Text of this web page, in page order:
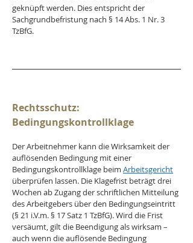
geknüpft werden. Dies entspricht der
Sachgrundbefristung nach § 14 Abs. 1 Nr. 3
TzBfG.
Rechtsschutz:
Bedingungskontrollklage
Der Arbeitnehmer kann die Wirksamkeit der
auflösenden Bedingung mit einer
Bedingungskontrollklage beim Arbeitsgericht
überprüfen lassen. Die Klagefrist beträgt drei
Wochen ab Zugang der schriftlichen Mitteilung
des Arbeitgebers über den Bedingungseintritt
(§ 21 i.V.m. § 17 Satz 1 TzBfG). Wird die Frist
versäumt, gilt die Beendigung als wirksam –
auch wenn die auflösende Bedingung